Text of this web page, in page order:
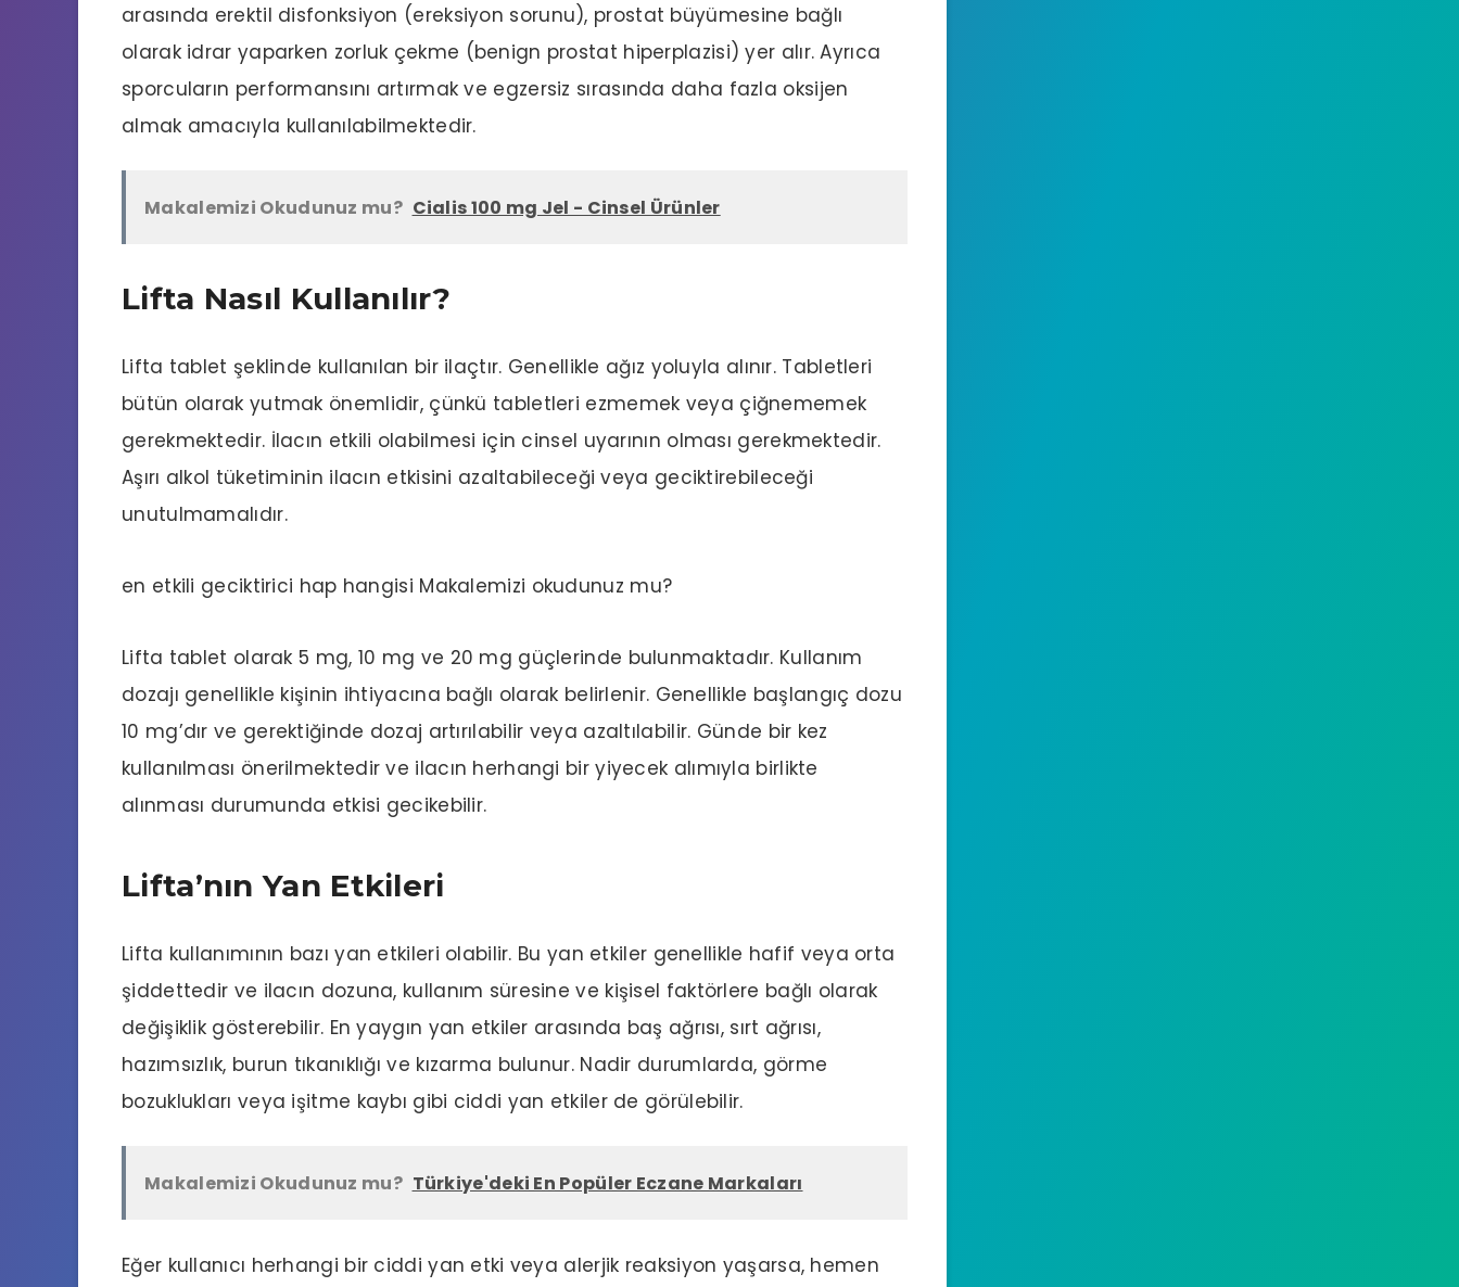
arasında erektil disfonksiyon (ereksiyon sorunu), prostat büyümesine bağlı
olarak idrar yaparken zorluk çekme (benign prostat hiperplazisi) yer alır. Ayrıca
sporcuların performansını artırmak ve egzersiz sırasında daha fazla oksijen
almak amacıyla kullanılabilmektedir.
Makalemizi Okudunuz mu? Cialis 100 mg Jel - Cinsel Ürünler
Lifta Nasıl Kullanılır?
Lifta tablet şeklinde kullanılan bir ilaçtır. Genellikle ağız yoluyla alınır. Tabletleri
bütün olarak yutmak önemlidir, çünkü tabletleri ezmemek veya çiğnememek
gerekmektedir. İlacın etkili olabilmesi için cinsel uyarının olması gerekmektedir.
Aşırı alkol tüketiminin ilacın etkisini azaltabileceği veya geciktirebileceği
unutulmamalıdır.
en etkili geciktirici hap hangisi Makalemizi okudunuz mu?
Lifta tablet olarak 5 mg, 10 mg ve 20 mg güçlerinde bulunmaktadır. Kullanım
dozajı genellikle kişinin ihtiyacına bağlı olarak belirlenir. Genellikle başlangıç dozu
10 mg’dır ve gerektiğinde dozaj artırılabilir veya azaltılabilir. Günde bir kez
kullanılması önerilmektedir ve ilacın herhangi bir yiyecek alımıyla birlikte
alınması durumunda etkisi gecikebilir.
Lifta’nın Yan Etkileri
Lifta kullanımının bazı yan etkileri olabilir. Bu yan etkiler genellikle hafif veya orta
şiddettedir ve ilacın dozuna, kullanım süresine ve kişisel faktörlere bağlı olarak
değişiklik gösterebilir. En yaygın yan etkiler arasında baş ağrısı, sırt ağrısı,
hazımsızlık, burun tıkanıklığı ve kızarma bulunur. Nadir durumlarda, görme
bozuklukları veya işitme kaybı gibi ciddi yan etkiler de görülebilir.
Makalemizi Okudunuz mu? Türkiye'deki En Popüler Eczane Markaları
Eğer kullanıcı herhangi bir ciddi yan etki veya alerjik reaksiyon yaşarsa, hemen